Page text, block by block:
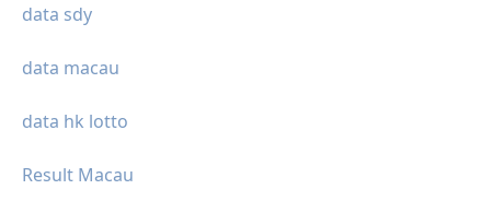
data sdy
data macau
data hk lotto
Result Macau